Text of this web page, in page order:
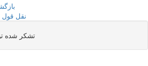
نقل قول
تشکر شده